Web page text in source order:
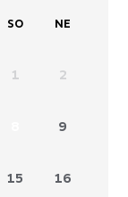
SO NE
1 2
9
15 16